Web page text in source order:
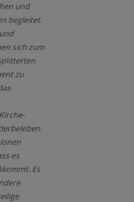
und
begleitet.
sich zum
zu
es
Es